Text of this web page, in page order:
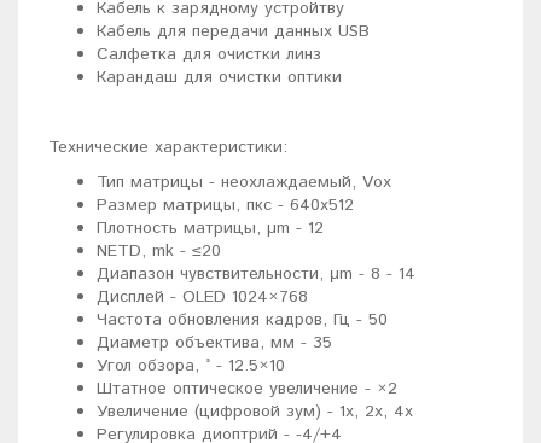
Кабель к зарядному устройтву
Кабель для передачи данных USB
Салфетка для очистки линз
Карандаш для очистки оптики
Технические характеристики:
Тип матрицы - неохлаждаемый, Vox
Размер матрицы, пкс - 640x512
Плотность матрицы, µm - 12
NETD, mk - ≤20
Диапазон чувствительности, μm - 8 - 14
Дисплей - OLED 1024×768
Частота обновления кадров, Гц - 50
Диаметр объектива, мм - 35
Угол обзора, ° - 12.5×10
Штатное оптическое увеличение - ×2
Увеличение (цифровой зум) - 1x, 2x, 4x
Регулировка диоптрий - -4/+4